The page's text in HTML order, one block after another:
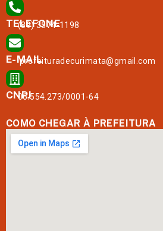
TELEFONE
(89) 3574-1198
E-MAIL
prefeituradecurimata@gmail.com
CNPJ
06.554.273/0001-64
COMO CHEGAR À PREFEITURA